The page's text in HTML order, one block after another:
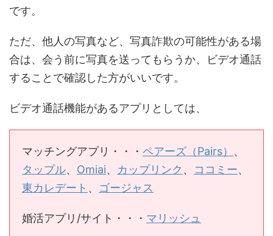
です。
ただ、他人の写真など、写真詐欺の可能性がある場
合は、会う前に写真を送ってもらうか、ビデオ通話
することで確認した方がいいです。
ビデオ通話機能があるアプリとしては、
マッチングアプリ・・・ ペアーズ（Pairs） 、
タップル、 Omiai、 カップリンク 、 ココミー、
東カレデート 、 ゴージャス
婚活アプリ/サイト・・・ マリッシュ